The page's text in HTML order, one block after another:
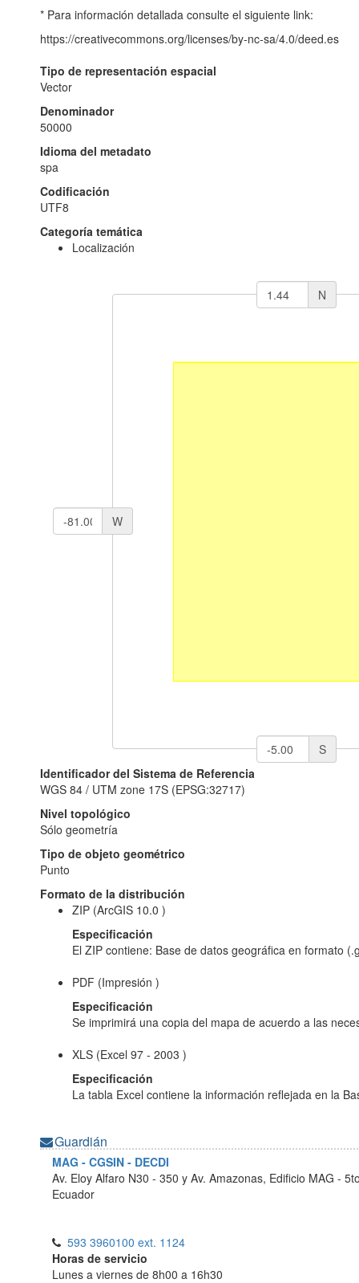
* Para información detallada consulte el siguiente link:
https://creativecommons.org/licenses/by-nc-sa/4.0/deed.es
Tipo de representación espacial
Vector
Denominador
50000
Idioma del metadato
spa
Codificación
UTF8
Categoría temática
Localización
N
S
W
Identificador del Sistema de Referencia
WGS 84 / UTM zone 17S (EPSG:32717)
Nivel topológico
Sólo geometría
Tipo de objeto geométrico
Punto
Formato de la distribución
ZIP (ArcGIS 10.0 )
Especificación
El ZIP contiene: Base de datos geográfica en formato
PDF (Impresión )
Especificación
Se imprimirá una copia del mapa de acuerdo a las
XLS (Excel 97 - 2003 )
Especificación
La tabla Excel contiene la información reflejada en la
Guardián
MAG - CGSIN - DECDI
Av. Eloy Alfaro N30 - 350 y Av. Amazonas, Edificio MAG -
Ecuador
593 3960100 ext. 1124
Horas de servicio
Lunes a viernes de 8h00 a 16h30